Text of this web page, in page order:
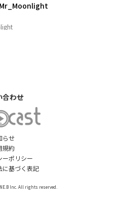
らせ
規約
ーポリシー
に基づく表記
合わせ
Inc. All rights reserved.